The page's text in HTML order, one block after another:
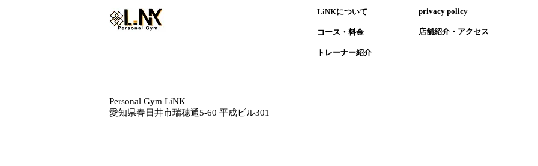
LiNKについて
コース・​料金
​トレーナー紹介
​privacy policy
​店舗紹介・アクセス
Personal Gym LiNK
愛知県春日井市瑞穂通5‐60 平成ビル301